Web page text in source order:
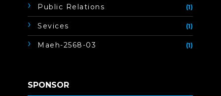
Public Relations (1)
Sevices (1)
Maeh-2568-03 (1)
SPONSOR